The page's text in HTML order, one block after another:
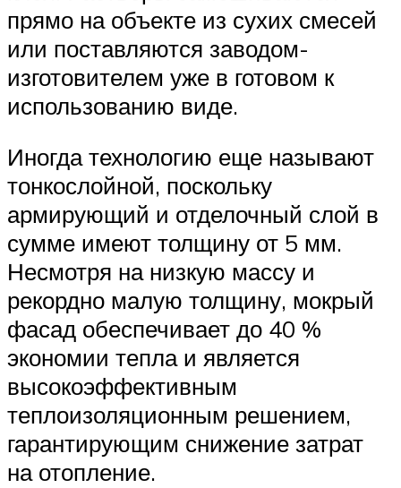
прямо на объекте из сухих смесей
или поставляются заводом-
изготовителем уже в готовом к
использованию виде.
Иногда технологию еще называют
тонкослойной, поскольку
армирующий и отделочный слой в
сумме имеют толщину от 5 мм.
Несмотря на низкую массу и
рекордно малую толщину, мокрый
фасад обеспечивает до 40 %
экономии тепла и является
высокоэффективным
теплоизоляционным решением,
гарантирующим снижение затрат
на отопление.